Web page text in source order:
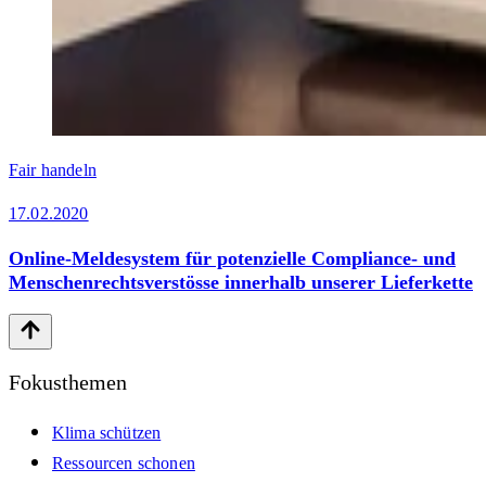
Fair handeln
17.02.2020
Online-Meldesystem für potenzielle Compliance- und
Menschenrechtsverstösse innerhalb unserer Lieferkette
Fokusthemen
Klima schützen
Ressourcen schonen